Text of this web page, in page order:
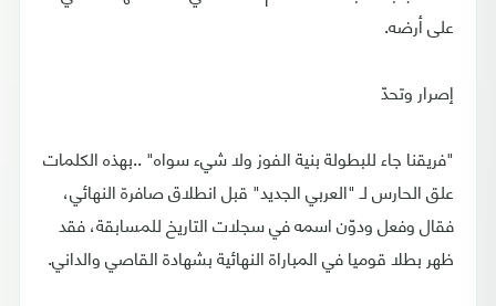
على أرضه.
إصرار وتحدّ
"فريقنا جاء للبطولة بنية الفوز ولا شيء سواه" ..بهذه الكلمات
علق الحارس لـ "العربي الجديد" قبل انطلاق صافرة النهائي،
فقال وفعل ودوّن اسمه في سجلات التاريخ للمسابقة، فقد
ظهر بطلا قوميا في المباراة النهائية بشهادة القاصي والداني.